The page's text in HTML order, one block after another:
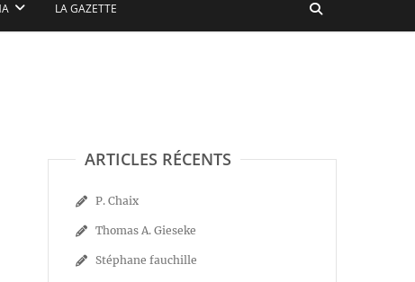
LA GAZETTE
ARTICLES RÉCENTS
P. Chaix
Thomas A. Gieseke
Stéphane fauchille